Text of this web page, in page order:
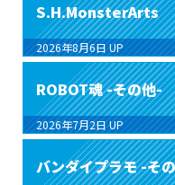
S.H.MonsterArts
2026年8月6日 UP
ROBOT魂 -その他-
2026年7月2日 UP
バンダイプラモ -そ